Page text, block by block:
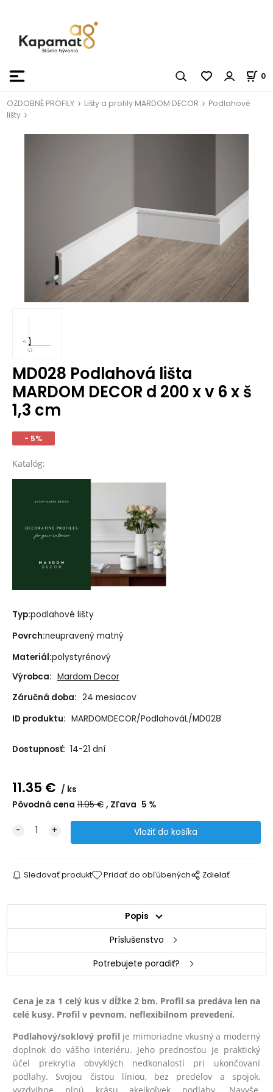
0
OZDOBNÉ PROFILY Lišty a profily MARDOM DECOR
Podlahové
lišty
MD028 Podlahová lišta
MARDOM DECOR d 200 x v 6 x š
1,3 cm
- 5%
Katalóg:
Typ:podlahové lišty
Povrch:neupravený matný
Materiál:polystyrénový
Výrobca: Mardom Decor
Záručná doba: 24 mesiacov
ID produktu: MARDOMDECOR/PodlahováL/MD028
Dostupnosť: 14-21 dní
11.35 €
ks
Pôvodná cena 11.95€ Zľava 5 %
Sledovať produkt Pridať do obľúbených Zdielať
Popis
Príslušenstvo
Potrebujete poradiť?
Cena je za 1 celý kus v dĺžke 2 bm. Profil sa predáva len na
celé kusy. Profil v pevnom, neflexibilnom prevedení.
Podlahový/soklový profil je mimoriadne vkusný a moderný
doplnok do vášho interiéru. Jeho prednosťou je praktický
účel prekrytia obvyklých nedkonalostí pri ukončovaní
podlahy. Svojou čistou líniou, bez predelov a spojok,